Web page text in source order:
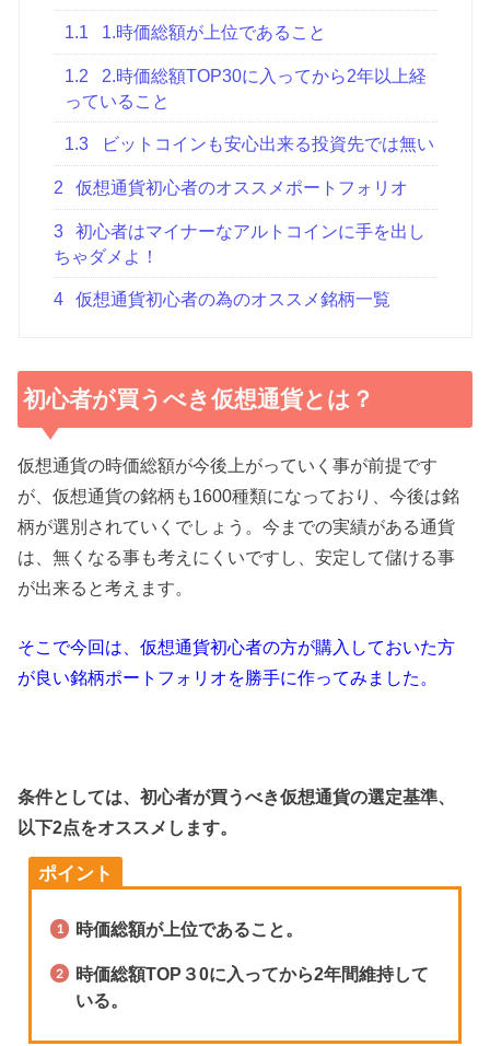
1.1 1.時価総額が上位であること
1.2
2.時価総額TOP30に入ってから2年以上経
っていること
1.3 ビットコインも安心出来る投資先では無い
2 仮想通貨初心者のオススメポートフォリオ
3
初心者はマイナーなアルトコインに手を出し
ちゃダメよ！
4 仮想通貨初心者の為のオススメ銘柄一覧
初心者が買うべき仮想通貨とは？
仮想通貨の時価総額が今後上がっていく事が前提です
が、仮想通貨の銘柄も1600種類になっており、今後は銘
柄が選別されていくでしょう。今までの実績がある通貨
は、無くなる事も考えにくいですし、安定して儲ける事
が出来ると考えます。
そこで今回は、仮想通貨初心者の方が購入しておいた方
が良い銘柄ポートフォリオを勝手に作ってみました。
条件としては、初心者が買うべき仮想通貨の選定基準、
以下2点をオススメします。
ポイント
時価総額が上位であること。
時価総額TOP３0に入ってから2年間維持して
いる。